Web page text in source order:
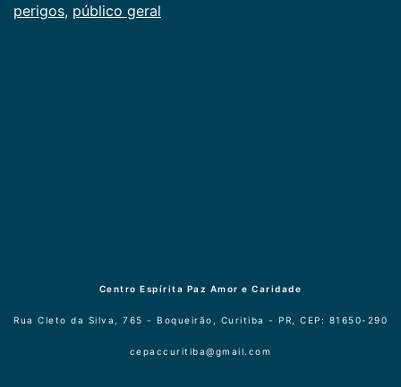
perigos, público geral
Centro Espírita Paz Amor e Caridade
Rua Cleto da Silva, 765 - Boqueirão, Curitiba - PR, CEP: 81650-290
cepaccuritiba@gmail.com